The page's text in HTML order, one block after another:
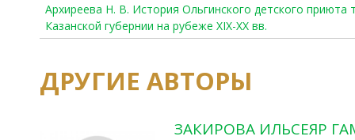
Архиреева Н. В. История Ольгинского детского
Казанской губернии на рубеже XIX-XX вв.
ДРУГИЕ АВТОРЫ
ЗАКИРОВА ИЛЬСЕЯР